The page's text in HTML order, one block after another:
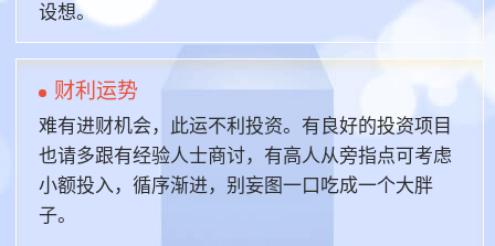
设想。
财利运势
难有进财机会，此运不利投资。有良好的投资项目
也请多跟有经验人士商讨，有高人从旁指点可考虑
小额投入，循序渐进，别妄图一口吃成一个大胖
子。